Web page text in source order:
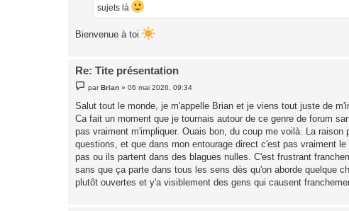
sujets là
Bienvenue à toi
Re: Tite présentation
e
s
s
a
e
parBrian »06 mai 2026, 09:34
Salut tout le monde, je m'appelle Brian et je viens tout juste de
Ca fait un moment que je tournais autour de ce genre de forum
pas vraiment m'impliquer. Ouais bon, du coup me voilà. La
questions, et que dans mon entourage direct c'est pas vraiment
pas ou ils partent dans des blagues nulles. C'est frustrant
sans que ça parte dans tous les sens dès qu'on aborde quelque
plutôt ouvertes et y'a visiblement des gens qui causent